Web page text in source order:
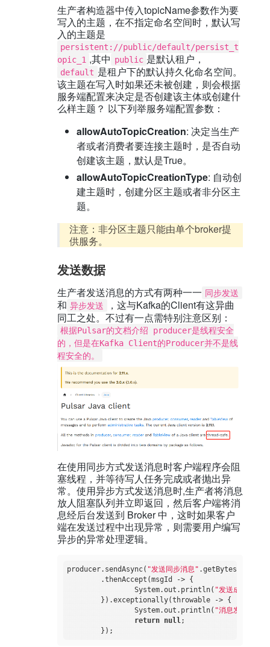
生产者构造器中传入topicName参数作为要
写入的主题，在不指定命名空间时，默认写
入的主题是
persistent://public/default/persist_t
opic_1 ,其中 public 是默认租户，
default 是租户下的默认持久化命名空间。
该主题在写入时如果还未被创建，则会根据
服务端配置来决定是否创建该主体或创建什
么样主题？ 以下列举服务端配置参数：
allowAutoTopicCreation: 决定当生产
者或者消费者要连接主题时，是否自动
创建该主题，默认是True。
allowAutoTopicCreationType: 自动创
建主题时，创建分区主题或者非分区主
题。
注意：非分区主题只能由单个broker提
供服务。
发送数据
生产者发送消息的方式有两种一一 同步发送
和 异步发送
，这与Kafka的Client有这异曲
同工之处。不过有一点需特别注意区别：
根据Pulsar的文档介绍 producer是线程安全
的，但是在Kafka Client的Producer并不是线
程安全的。
在使用同步方式发送消息时客户端程序会阻
塞线程，并等待写人任务完成或者抛出异
常。使用异步方式发送消息时,生产者将消息
放人阻塞队列并立即返回，然后客户端将消
息经后台发送到 Broker 中，这时如果客户
端在发送过程中出现异常，则需要用户编写
异步的异常处理逻辑。
producer.sendAsync( "发送同步消息" .getBytes())
        .thenAccept(msgId -> {
                System.out.println(
"发送成功"
        }).exceptionally(throwable -> {
                System.out.println(
"消息发送失败"
return null ;